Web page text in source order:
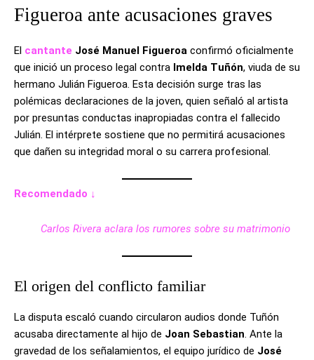
Figueroa ante acusaciones graves
El cantante José Manuel Figueroa confirmó oficialmente
que inició un proceso legal contra Imelda Tuñón, viuda de su
hermano Julián Figueroa. Esta decisión surge tras las
polémicas declaraciones de la joven, quien señaló al artista
por presuntas conductas inapropiadas contra el fallecido
Julián. El intérprete sostiene que no permitirá acusaciones
que dañen su integridad moral o su carrera profesional.
Recomendado ↓
Carlos Rivera aclara los rumores sobre su matrimonio
El origen del conflicto familiar
La disputa escaló cuando circularon audios donde Tuñón
acusaba directamente al hijo de Joan Sebastian. Ante la
gravedad de los señalamientos, el equipo jurídico de José